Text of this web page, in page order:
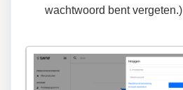
wachtwoord bent vergeten.)